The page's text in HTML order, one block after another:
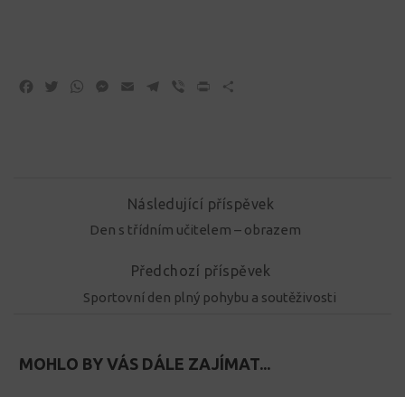
Facebook
TwitterWhatsApp
Messenger
Email Telegram
Viber Print
Následující příspěvek
Den s třídním učitelem – obrazem
Předchozí příspěvek
Sportovní den plný pohybu a soutěživosti
MOHLO BY VÁS DÁLE ZAJÍMAT...